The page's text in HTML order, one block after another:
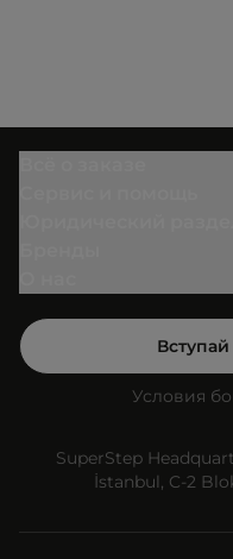
Вступай
Условия
SuperStep
İstanbul, C-2